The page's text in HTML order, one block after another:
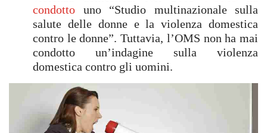
condotto uno “Studio multinazionale sulla
salute delle donne e la violenza domestica
contro le donne”. Tuttavia, l’OMS non ha mai
condotto un’indagine sulla violenza
domestica contro gli uomini.